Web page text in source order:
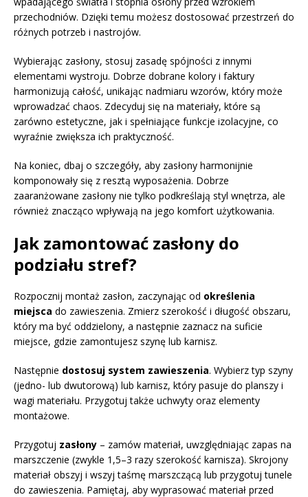
przechodniów. Dzięki temu możesz dostosować przestrzeń do
różnych potrzeb i nastrojów.
Wybierając zasłony, stosuj zasadę spójności z innymi
elementami wystroju. Dobrze dobrane kolory i faktury
harmonizują całość, unikając nadmiaru wzorów, który może
wprowadzać chaos. Zdecyduj się na materiały, które są
zarówno estetyczne, jak i spełniające funkcje izolacyjne, co
wyraźnie zwiększa ich praktyczność.
Na koniec, dbaj o szczegóły, aby zasłony harmonijnie
komponowały się z resztą wyposażenia. Dobrze
zaaranżowane zasłony nie tylko podkreślają styl wnętrza, ale
również znacząco wpływają na jego komfort użytkowania.
Jak zamontować zasłony do
podziału stref?
Rozpocznij montaż zasłon, zaczynając od określenia
miejsca do zawieszenia. Zmierz szerokość i długość obszaru,
który ma być oddzielony, a następnie zaznacz na suficie
miejsce, gdzie zamontujesz szynę lub karnisz.
Następnie dostosuj system zawieszenia. Wybierz typ szyny
(jedno- lub dwutorową) lub karnisz, który pasuje do planszy i
wagi materiału. Przygotuj także uchwyty oraz elementy
montażowe.
Przygotuj zasłony – zamów materiał, uwzględniając zapas na
marszczenie (zwykle 1,5–3 razy szerokość karnisza). Skrojony
materiał obszyj i wszyj taśmę marszczącą lub przygotuj tunele
do zawieszenia. Pamiętaj, aby wyprasować materiał przed